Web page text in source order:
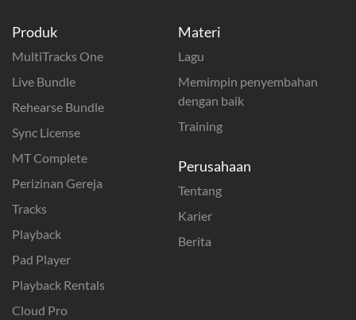
Produk
MultiTracks One
Live Bundle
Rehearse Bundle
Sync License
MT Complete
Perizinan Gereja
Tracks
Playback
Pad Player
Playback Rentals
Cloud Pro
Materi
Lagu
Memimpin penyembahan
dengan baik
Training
Perusahaan
Tentang
Karier
Berita